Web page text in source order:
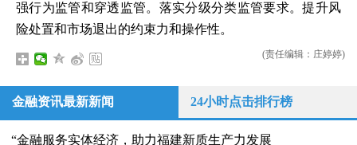
强行为监管和穿透监管。落实分级分类监管要求。提升风
险处置和市场退出的约束力和操作性。
(责任编辑：庄婷婷)
金融资讯最新新闻 24小时点击排行榜
“金融服务实体经济，助力福建新质生产力发展